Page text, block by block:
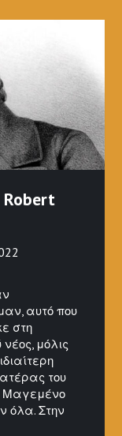
Robert
αυτό που
στη
μόλις
του
Μαγεμένο
όλα. Στην